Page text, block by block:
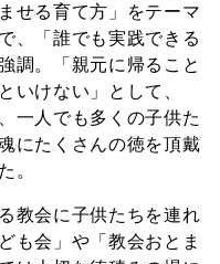
せる育て方」をテーマ
、「誰でも実践できる
調。「親元に帰ること
いけない」として、
一人でも多くの子供た
にたくさんの徳を頂戴
。
教会に子供たちを連れ
も会」や「教会おとま